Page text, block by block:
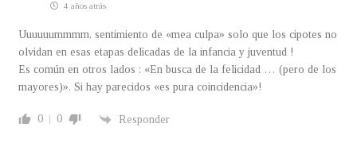
4 años atrás
Uuuuuummmm, sentimiento de «mea culpa» solo que los cipotes no
olvidan en esas etapas delicadas de la infancia y juventud !
Es común en otros lados : «En busca de la felicidad … (pero de los
mayores)». Si hay parecidos «es pura coincidencia»!
0 0 Responder